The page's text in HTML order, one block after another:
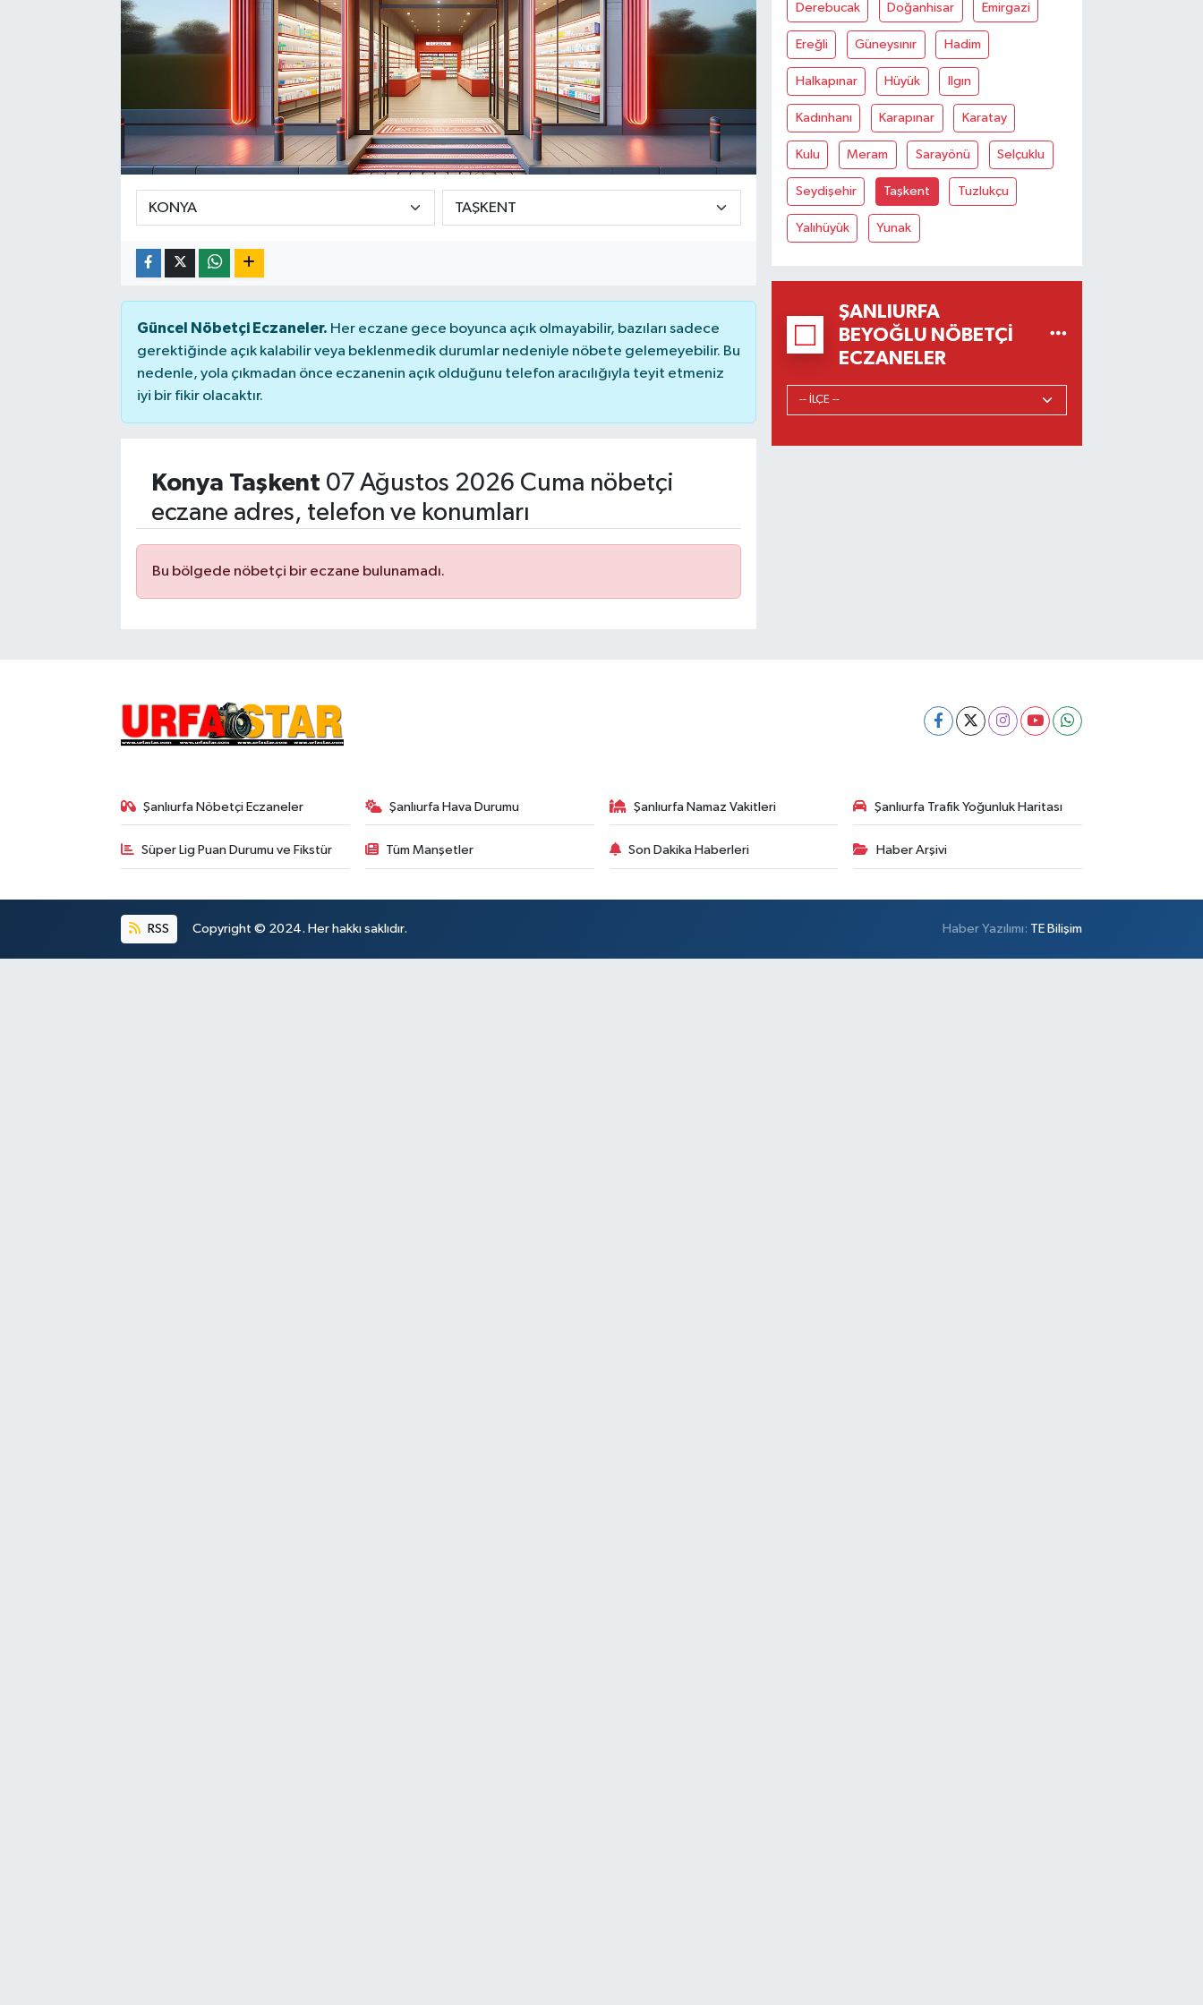
Güncel Nöbetçi Eczaneler. Her eczane gece boyunca açık olmayabilir, bazıları sadece
gerektiğinde açık kalabilir veya beklenmedik durumlar nedeniyle nöbete gelemeyebilir. Bu
nedenle, yola çıkmadan önce eczanenin açık olduğunu telefon aracılığıyla teyit etmeniz
iyi bir fikir olacaktır.
Konya Taşkent 07 Ağustos 2026 Cuma nöbetçi
eczane adres, telefon ve konumları
Bu bölgede nöbetçi bir eczane bulunamadı.
Derebucak Doğanhisar Emirgazi
Ereğli Güneysınır Hadim
Halkapınar Hüyük Ilgın
Kadınhanı Karapınar Karatay
Kulu Meram Sarayönü Selçuklu
Seydişehir Taşkent Tuzlukçu
Yalıhüyük Yunak
ŞANLIURFA
BEYOĞLU NÖBETÇI
ECZANELER
Şanlıurfa Nöbetçi Eczaneler Şanlıurfa Hava Durumu Şanlıurfa Namaz Vakitleri Şanlıurfa Trafik Yoğunluk Haritası
Süper Lig Puan Durumu ve Fikstür Tüm Manşetler Son Dakika Haberleri Haber Arşivi
RSS Copyright © 2024. Her hakkı saklıdır. Haber Yazılımı: TE Bilişim